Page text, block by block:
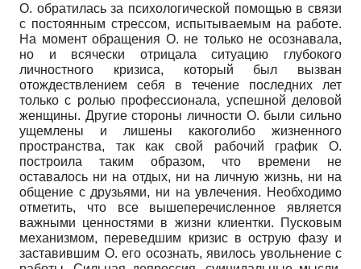
О. обратилась за психологической помощью в связи
с постоянным стрессом, испытываемым на работе.
На момент обращения О. не только не осознавала,
но и всячески отрицала ситуацию глубокого
личностного кризиса, который был вызван
отождествлением себя в течение последних лет
только с ролью профессионала, успешной деловой
женщины. Другие стороны личности О. были сильно
ущемлены и лишены какоголибо жизненного
пространства, так как свой рабочий график О.
построила таким образом, что времени не
оставалось ни на отдых, ни на личную жизнь, ни на
общение с друзьями, ни на увлечения. Необходимо
отметить, что все вышеперечисленное является
важными ценностями в жизни клиентки. Пусковым
механизмом, переведшим кризис в острую фазу и
заставившим О. его осознать, явилось увольнение с